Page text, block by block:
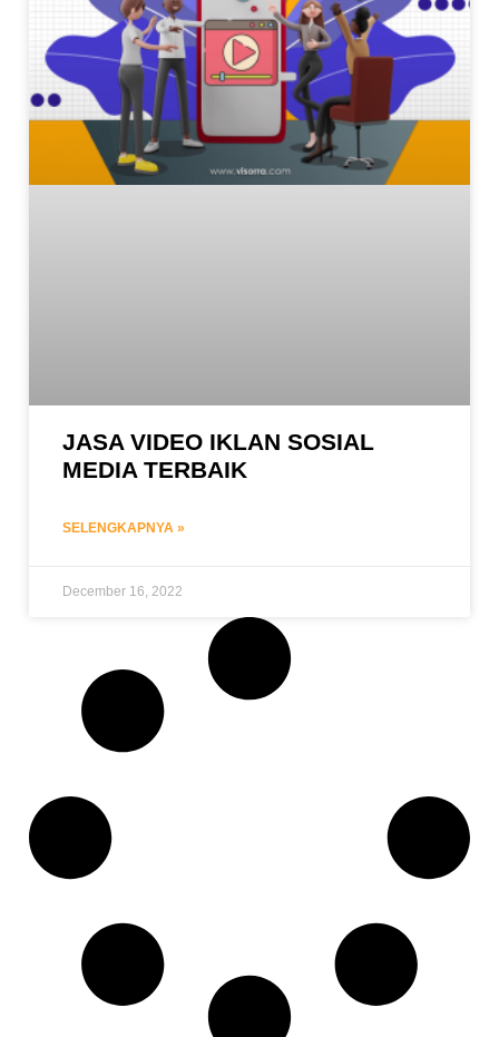
JASA VIDEO IKLAN SOSIAL
MEDIA TERBAIK
SELENGKAPNYA »
December 16, 2022